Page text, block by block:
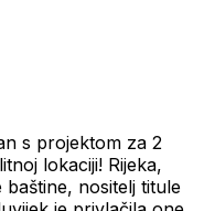
s projektom za 2
lokaciji! Rijeka,
nositelj titule